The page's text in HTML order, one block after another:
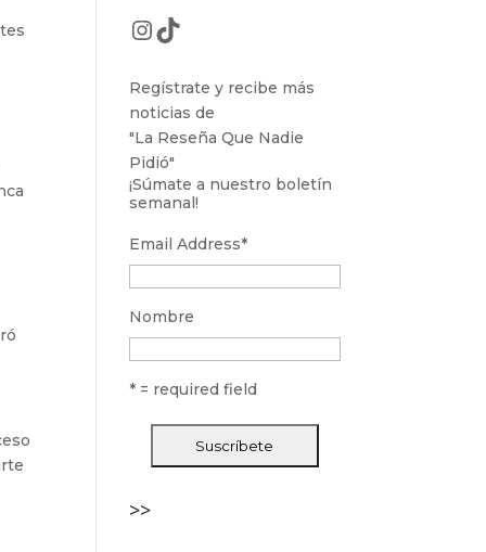
Instagram
TikTok
Regístrate y recibe más
noticias de
"La Reseña Que Nadie
Pidió"
¡Súmate a nuestro boletín
semanal!
Email Address*
Nombre
* = required field
>>